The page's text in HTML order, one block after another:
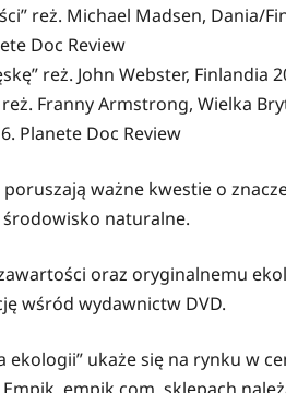
reż. Michael Madsen, Dania/
Doc Review
reż. John Webster,
reż. Franny Armstrong, Wielka
Planete Doc Review
ważne kwestie o
naturalne.
oraz oryginalnemu
wśród wydawnictw DVD.
ekologii” ukaże się na rynku w